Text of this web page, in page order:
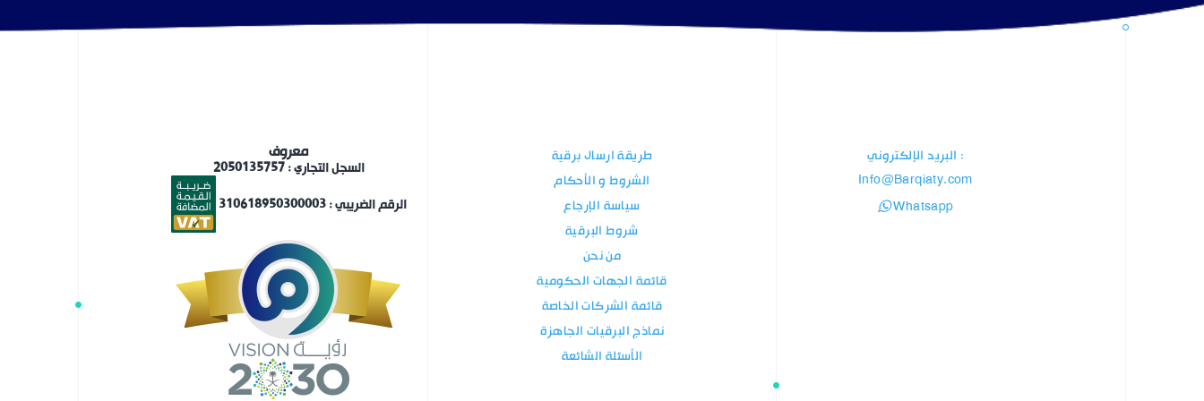
: البريد الإلكتروني
Info@Barqiaty.com
Whatsapp
طريقة ارسال برقية
الشروط و الأحكام
سياسة الإرجاع
شروط البرقية
من نحن
قائمة الجهات الحكومية
قائمة الشركات الخاصة
نماذج البرقيات الجاهزة
الأسئلة الشائعة
معروف
السجل التجاري : 2050135757
الرقم الضريبي : 310618950300003